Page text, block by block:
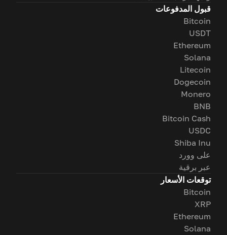
قبول المدفوعات
Bitcoin
USDT
Ethereum
Solana
Litecoin
Dogecoin
Monero
BNB
Bitcoin Cash
USDC
Shiba Inu
على وورد
عبر برقية
توقعات الأسعار
Bitcoin
XRP
Ethereum
Solana